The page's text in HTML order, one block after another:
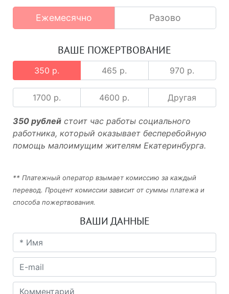
Ежемесячно Разово
ВАШЕ ПОЖЕРТВОВАНИЕ
350 р. 465 р. 970 р.
1700 р. 4600 р. Другая
350 рублей стоит час работы социального
работника, который оказывает бесперебойную
помощь малоимущим жителям Екатеринбурга.
** Платежный оператор взымает комиссию за каждый
перевод. Процент комиссии зависит от суммы платежа и
способа пожертвования.
ВАШИ ДАННЫЕ